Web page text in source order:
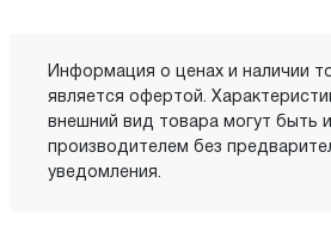
Информация о ценах и наличии
является офертой.
внешний вид товара могут быть
производителем без
уведомления.